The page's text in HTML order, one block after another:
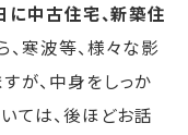
に中古住宅、新築住
、寒波等、様々な影
が、中身をしっか
ては、後ほどお話